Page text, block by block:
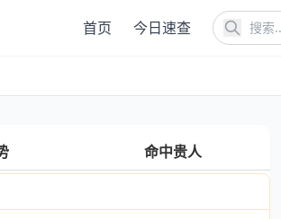
首页 今日速查
命中贵人